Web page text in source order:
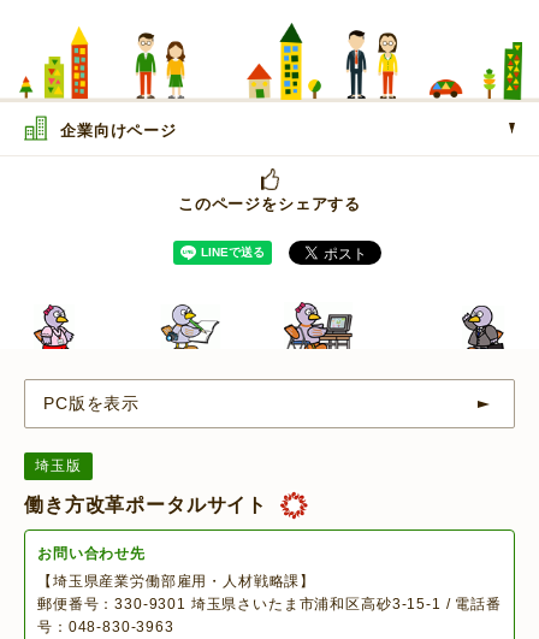
企業向けページ
このページをシェアする
PC版を表示
埼玉版
働き方改革ポータルサイト
お問い合わせ先
【埼玉県産業労働部雇用・人材戦略課】
郵便番号：330-9301 埼玉県さいたま市浦和区高砂3-15-1 / 電話番
号：048-830-3963